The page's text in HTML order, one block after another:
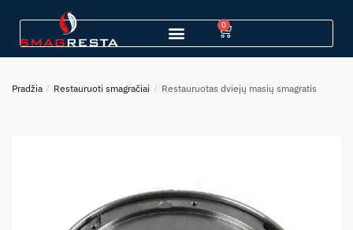
0
Pradžia / Restauruoti smagračiai / Restauruotas dviejų masių smagratis